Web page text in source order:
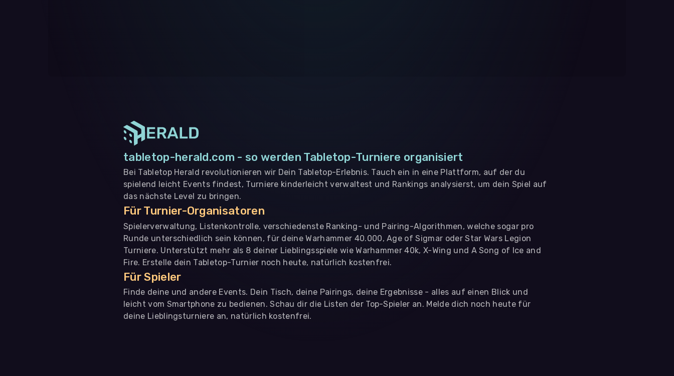
tabletop-herald.com - so werden Tabletop-Turniere organisiert
Bei Tabletop Herald revolutionieren wir Dein Tabletop-Erlebnis. Tauch ein in eine Plattform, auf der du
spielend leicht Events findest, Turniere kinderleicht verwaltest und Rankings analysierst, um dein Spiel auf
das nächste Level zu bringen.
Für Turnier-Organisatoren
Spielerverwaltung, Listenkontrolle, verschiedenste Ranking- und Pairing-Algorithmen, welche sogar pro
Runde unterschiedlich sein können, für deine Warhammer 40.000, Age of Sigmar oder Star Wars Legion
Turniere. Unterstützt mehr als 8 deiner Lieblingsspiele wie Warhammer 40k, X-Wing und A Song of Ice and
Fire. Erstelle dein Tabletop-Turnier noch heute, natürlich kostenfrei.
Für Spieler
Finde deine und andere Events. Dein Tisch, deine Pairings, deine Ergebnisse - alles auf einen Blick und
leicht vom Smartphone zu bedienen. Schau dir die Listen der Top-Spieler an. Melde dich noch heute für
deine Lieblingsturniere an, natürlich kostenfrei.